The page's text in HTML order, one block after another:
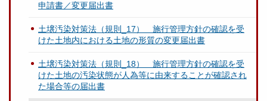
申請書／変更届出書
土壌汚染対策法（規則_17） 施行管理方針の確認を受
けた土地内における土地の形質の変更届出書
土壌汚染対策法（規則_18） 施行管理方針の確認を受
けた土地の汚染状態が人為等に由来することが確認され
た場合等の届出書